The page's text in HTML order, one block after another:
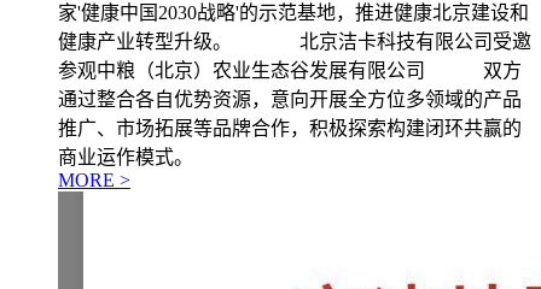
家'健康中国2030战略'的示范基地，推进健康北京建设和
健康产业转型升级。 北京洁卡科技有限公司受邀
参观中粮（北京）农业生态谷发展有限公司 双方
通过整合各自优势资源，意向开展全方位多领域的产品
推广、市场拓展等品牌合作，积极探索构建闭环共赢的
商业运作模式。
MORE >